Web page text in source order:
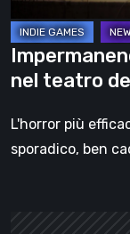
nel teatro
L'horror più
sporadico, ben